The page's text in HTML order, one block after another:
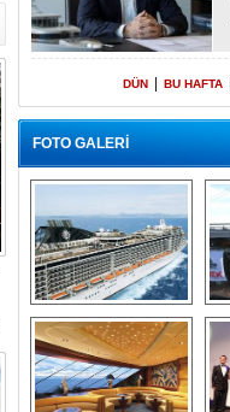
DÜN BU HAFTA
FOTO GALERİ
“Gemi içinde gemi”
konsepti ile MSC
Splendida